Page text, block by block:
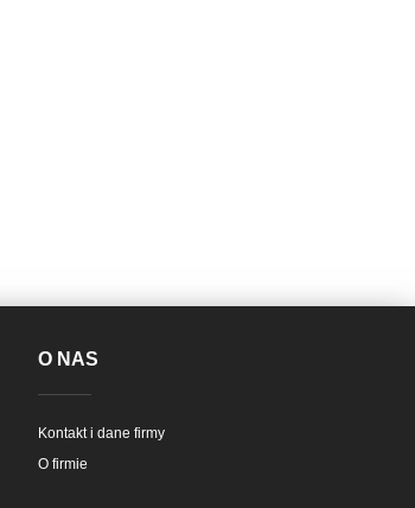
O NAS
Kontakt i dane firmy
O firmie